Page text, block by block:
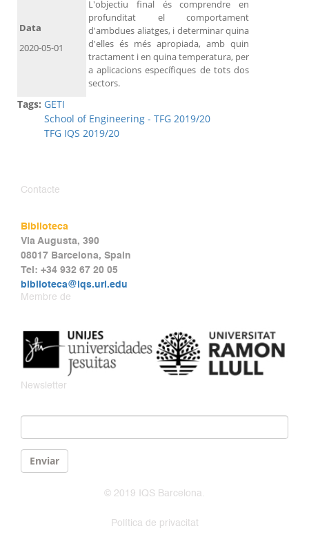
L'objectiu final és comprendre en
profunditat el comportament
d'ambdues aliatges, i determinar quina
d'elles és més apropiada, amb quin
tractament i en quina temperatura, per
a aplicacions específiques de tots dos
sectors.
Data
2020-05-01
Tags: GETI
School of Engineering - TFG 2019/20
TFG IQS 2019/20
Contacte
Biblioteca
Via Augusta, 390
08017 Barcelona, Spain
Tel: +34 932 67 20 05
biblioteca@iqs.url.edu
Membre de
Newsletter
Enviar
© 2019 IQS Barcelona.
Política de privacitat